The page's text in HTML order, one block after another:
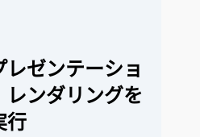
ゼンテーショ
ンダリングを
行